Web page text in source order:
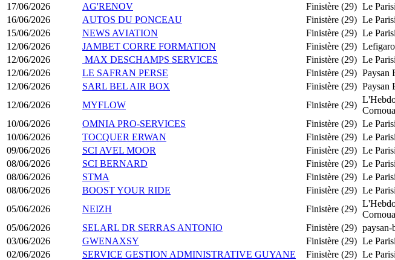
17/06/2026
AG'RENOV Finistère (29) Le
16/06/2026
AUTOS DU PONCEAU Finistère (29) Le
15/06/2026
NEWS AVIATION Finistère (29) Le
12/06/2026
JAMBET CORRE FORMATION Finistère (29)
12/06/2026
MAX DESCHAMPS SERVICES Finistère (29) Le
12/06/2026
LE SAFRAN PERSE Finistère (29) Paysan
12/06/2026
SARL BEL AIR BOX Finistère (29) Paysan
12/06/2026
MYFLOW Finistère (29)
10/06/2026
OMNIA PRO-SERVICES Finistère (29) Le
10/06/2026
TOCQUER ERWAN Finistère (29) Le
09/06/2026
SCI AVEL MOOR Finistère (29) Le
08/06/2026
SCI BERNARD Finistère (29) Le
08/06/2026
STMA Finistère (29) Le
08/06/2026
BOOST YOUR RIDE Finistère (29) Le
05/06/2026
NEIZH Finistère (29)
05/06/2026
SELARL DR SERRAS ANTONIO Finistère (29) paysan-
03/06/2026
GWENAXSY Finistère (29) Le
02/06/2026
SERVICE GESTION ADMINISTRATIVE GUYANE Finistère (29) Le